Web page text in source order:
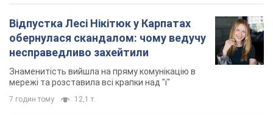
Відпустка Лесі Нікітюк у Карпатах
обернулася скандалом: чому ведучу
несправедливо захейтили
Знаменитість вийшла на пряму комунікацію в
мережі та розставила всі крапки над "і"
7 годин тому 12,1 т.